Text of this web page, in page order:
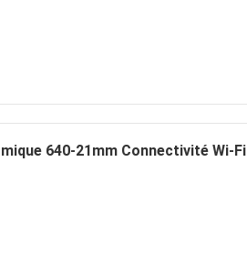
640-21mm Connectivité Wi-Fi